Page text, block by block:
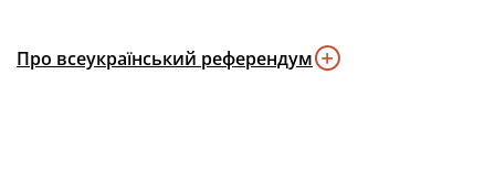
Про всеукраїнський референдум